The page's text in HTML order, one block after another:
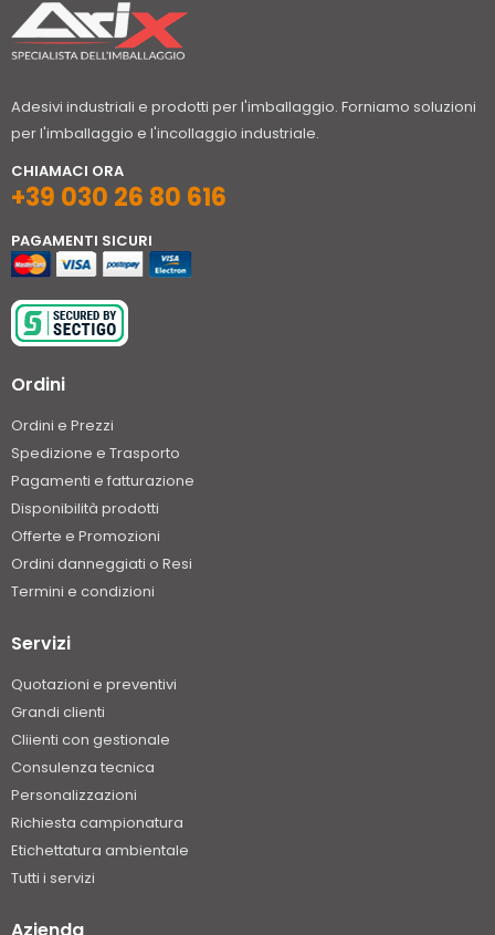
Adesivi industriali e prodotti per l'imballaggio. Forniamo soluzioni
per l'imballaggio e l'incollaggio industriale.
CHIAMACI ORA
+39 030 26 80 616
PAGAMENTI SICURI
Ordini
Ordini e Prezzi
Spedizione e Trasporto
Pagamenti e fatturazione
Disponibilità prodotti
Offerte e Promozioni
Ordini danneggiati o Resi
Termini e condizioni
Servizi
Quotazioni e preventivi
Grandi clienti
Cliienti con gestionale
Consulenza tecnica
Personalizzazioni
Richiesta campionatura
Etichettatura ambientale
Tutti i servizi
Azienda